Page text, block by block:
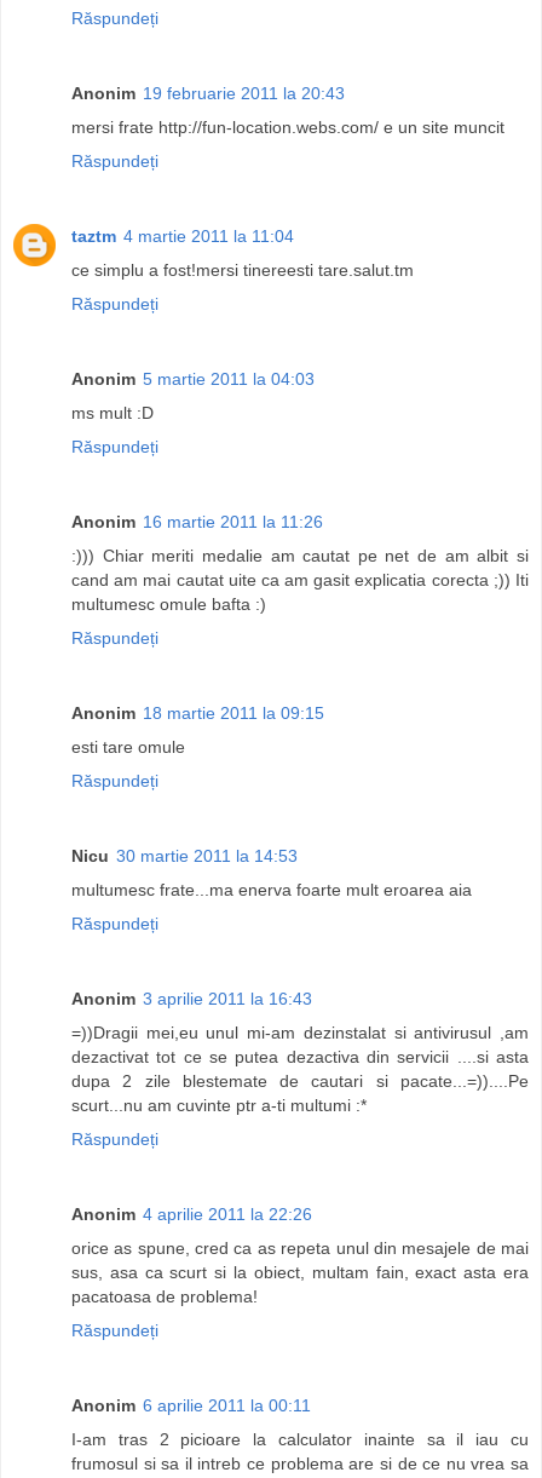
Răspundeți
Anonim 19 februarie 2011 la 20:43
mersi frate http://fun-location.webs.com/ e un site muncit
Răspundeți
taztm 4 martie 2011 la 11:04
ce simplu a fost!mersi tinereesti tare.salut.tm
Răspundeți
Anonim 5 martie 2011 la 04:03
ms mult :D
Răspundeți
Anonim 16 martie 2011 la 11:26
:))) Chiar meriti medalie am cautat pe net de am albit si
cand am mai cautat uite ca am gasit explicatia corecta ;)) Iti
multumesc omule bafta :)
Răspundeți
Anonim 18 martie 2011 la 09:15
esti tare omule
Răspundeți
Nicu 30 martie 2011 la 14:53
multumesc frate...ma enerva foarte mult eroarea aia
Răspundeți
Anonim 3 aprilie 2011 la 16:43
=))Dragii mei,eu unul mi-am dezinstalat si antivirusul ,am
dezactivat tot ce se putea dezactiva din servicii ....si asta
dupa 2 zile blestemate de cautari si pacate...=))....Pe
scurt...nu am cuvinte ptr a-ti multumi :*
Răspundeți
Anonim 4 aprilie 2011 la 22:26
orice as spune, cred ca as repeta unul din mesajele de mai
sus, asa ca scurt si la obiect, multam fain, exact asta era
pacatoasa de problema!
Răspundeți
Anonim 6 aprilie 2011 la 00:11
I-am tras 2 picioare la calculator inainte sa il iau cu
frumosul si sa il intreb ce problema are si de ce nu vrea sa